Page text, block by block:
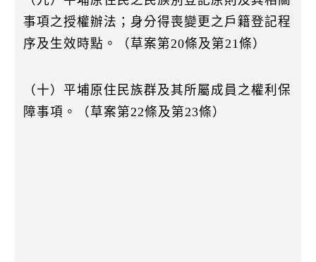
事項之授權辦法；身分得喪變更之戶籍登記程
序及生效時點。（草案第20條及第21條）
（十）平埔原住民族群及其所屬成員之權利保
障事項。（草案第22條及第23條）